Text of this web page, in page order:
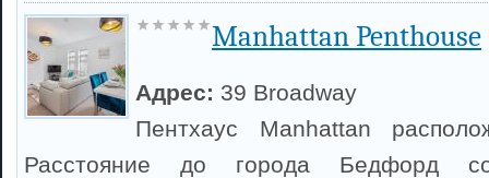
Manhattan Penthouse
Адрес: 39 Broadway
Пентхаус Manhattan
Расстояние до города Бедфорд